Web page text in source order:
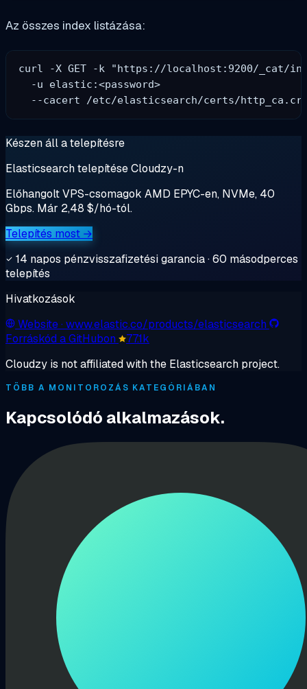
Az összes index listázása:
curl -X GET -k "https://localhost:9200/_cat/
  -u elastic:<password>
Készen áll a telepítésre
Elasticsearch telepítése Cloudzy-n
Előhangolt VPS-csomagok AMD EPYC-en, NVMe, 40
Gbps. Már 2,48 $/hó-tól.
Telepítés most →
14 napos pénzvisszafizetési garancia · 60 másodperces
telepítés
Hivatkozások
Website· www.elastic.co/products/elasticsearch
Forráskód a GitHubon
77.1k
Cloudzy is not affiliated with the Elasticsearch project.
TÖBB A MONITOROZÁS KATEGÓRIÁBAN
Kapcsolódó alkalmazások.